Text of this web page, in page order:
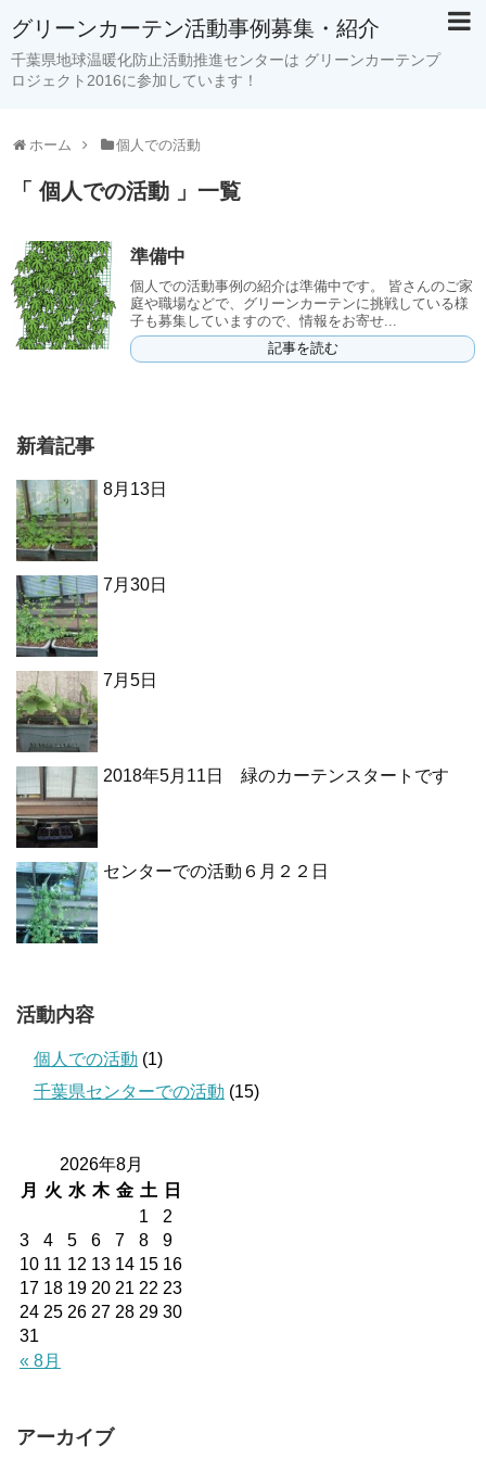
グリーンカーテン活動事例募集・紹介
千葉県地球温暖化防止活動推進センターは グリーンカーテンプ
ロジェクト2016に参加しています！
ホーム 個人での活動
「 個人での活動 」一覧
準備中
個人での活動事例の紹介は準備中です。 皆さんのご家
庭や職場などで、グリーンカーテンに挑戦している様
子も募集していますので、情報をお寄せ...
記事を読む
新着記事
8月13日
7月30日
7月5日
2018年5月11日 緑のカーテンスタートです
センターでの活動６月２２日
活動内容
個人での活動 (1)
千葉県センターでの活動 (15)
2026年8月
月
火 水 木 金 土 日
« 8月
1
2
3
4 5 6 7 8
9
10 11 12 13 14 15 16
17 18 19 20 21 22 23
24 25 26 27 28 29 30
31
アーカイブ